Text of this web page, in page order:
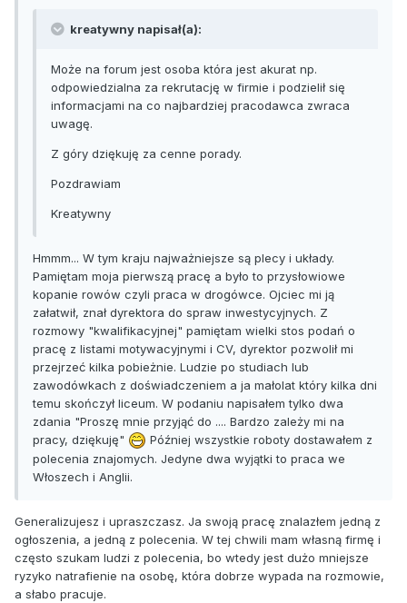
kreatywny napisał(a):
Może na forum jest osoba która jest akurat np.
odpowiedzialna za rekrutację w firmie i podzielił się
informacjami na co najbardziej pracodawca zwraca
uwagę.
Z góry dziękuję za cenne porady.
Pozdrawiam
Kreatywny
Hmmm... W tym kraju najważniejsze są plecy i układy.
Pamiętam moja pierwszą pracę a było to przysłowiowe
kopanie rowów czyli praca w drogówce. Ojciec mi ją
załatwił, znał dyrektora do spraw inwestycyjnych. Z
rozmowy "kwalifikacyjnej" pamiętam wielki stos podań o
pracę z listami motywacyjnymi i CV, dyrektor pozwolił mi
przejrzeć kilka pobieżnie. Ludzie po studiach lub
zawodówkach z doświadczeniem a ja małolat który kilka dni
temu skończył liceum. W podaniu napisałem tylko dwa
zdania "Proszę mnie przyjąć do .... Bardzo zależy mi na
pracy, dziękuję"
Później wszystkie roboty dostawałem z
polecenia znajomych. Jedyne dwa wyjątki to praca we
Włoszech i Anglii.
Generalizujesz i upraszczasz. Ja swoją pracę znalazłem jedną z
ogłoszenia, a jedną z polecenia. W tej chwili mam własną firmę i
często szukam ludzi z polecenia, bo wtedy jest dużo mniejsze
ryzyko natrafienie na osobę, która dobrze wypada na rozmowie,
a słabo pracuje.